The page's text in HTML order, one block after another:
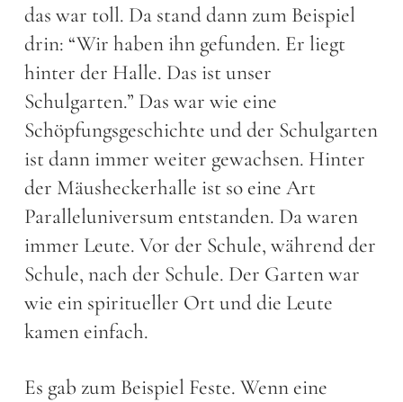
das war toll. Da stand dann zum Beispiel
drin: “Wir haben ihn gefunden. Er liegt
hinter der Halle. Das ist unser
Schulgarten.” Das war wie eine
Schöpfungsgeschichte und der Schulgarten
ist dann immer weiter gewachsen. Hinter
der Mäusheckerhalle ist so eine Art
Paralleluniversum entstanden. Da waren
immer Leute. Vor der Schule, während der
Schule, nach der Schule. Der Garten war
wie ein spiritueller Ort und die Leute
kamen einfach.
Es gab zum Beispiel Feste. Wenn eine